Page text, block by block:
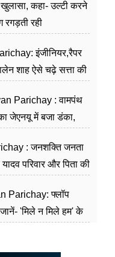
खुलासा, कहा- उल्टी करने
रगड़ती रही
इंजीनियर,रैपर
शाह ऐसे चढ़े सत्ता की
Parichay : वामपंथ
जेएनयू में बजा डंका,
: जनशक्ति जनता
परिवार और पिता की
Parichay: फ्लॉप
'मिले न मिले हम' के